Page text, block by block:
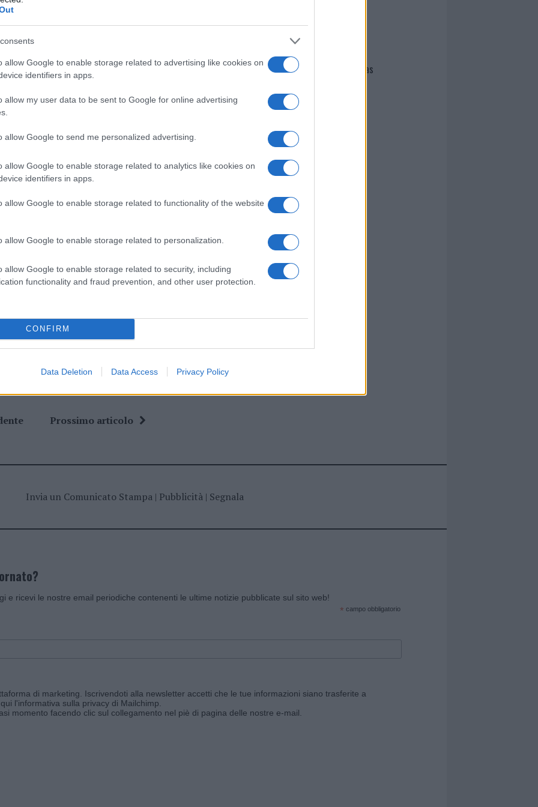
allow Google to enable storage related to advertising like cookies on
identifiers in apps.
allow my user data to be sent to Google for online advertising
allow Google to send me personalized advertising.
allow Google to enable storage related to analytics like cookies on
identifiers in apps.
allow Google to enable storage related to functionality of the website
allow Google to enable storage related to personalization.
allow Google to enable storage related to security, including
functionality and fraud prevention, and other user protection.
CONFIRM
Data Deletion Data Access Privacy Policy
nella sezioneLogindal menù del sito o
di GalluraOggi.it
i tuoi video e le tue foto
+39 345 356 7512
news da
Prossimo articolo
Giovannimaria Cabras
Invia un Comunicato Stampa| Pubblicità| Segnala
e ricevi le nostre email periodiche contenenti le ultime notizie pubblicate sul sito web!
* campo obbligatorio
di marketing. Iscrivendoti alla newsletter accetti che le tue informazioni siano trasferite a
l'informativa sulla privacy di Mailchimp
momento facendo clic sul collegamento nel piè di pagina delle nostre e-mail.